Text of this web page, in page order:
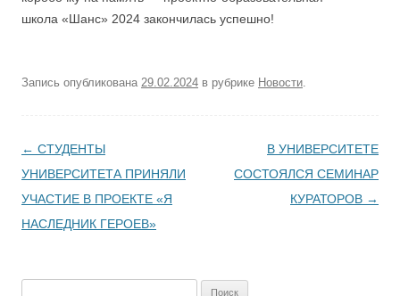
школа «Шанс» 2024 закончилась успешно!
Запись опубликована 29.02.2024 в рубрике Новости
Навигация по записям
← СТУДЕНТЫ
УНИВЕРСИТЕТА ПРИНЯЛИ
УЧАСТИЕ В ПРОЕКТЕ «Я
НАСЛЕДНИК ГЕРОЕВ»
В УНИВЕРСИТЕТЕ
СОСТОЯЛСЯ СЕМИНАР
КУРАТОРОВ →